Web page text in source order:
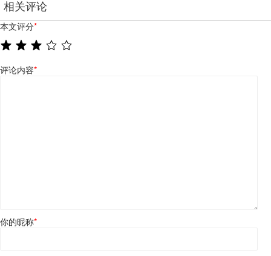
相关评论
本文评分*
评论内容*
你的昵称*